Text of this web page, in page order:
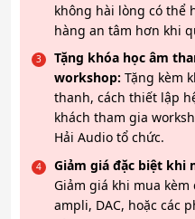
không hài lòng có thể
hàng an tâm hơn khi
Tặng khóa học âm
workshop: Tặng kèm
thanh, cách thiết lập
khách tham gia
Hải Audio tổ chức.
Giảm giá đặc biệt khi
Giảm giá khi mua
ampli, DAC, hoặc các